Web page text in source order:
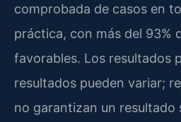
comprobada de casos en
práctica, con más del 93%
favorables. Los resultados
resultados pueden variar;
no garantizan un resultado